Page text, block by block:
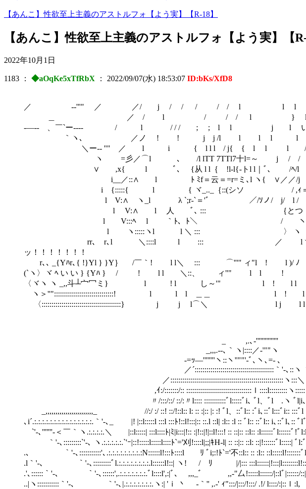
【あんこ】性欲至上主義のアストルフォ【よう実】【R-18】
【あんこ】性欲至上主義のアストルフォ【よう実】【
2022年10月1日
1183 ： ◆aOqKe5xTfRbX ： 2022/09/07(水) 18:53:07 ID:bKs/XfD8
／ -‐'''" ／ ／/ j / / / / / l l l ヽ
＿ ／ / l / / / l } l ﾞ､
-―‐- 、￣`ー---‐ / l / / / ; ; l l j
｀ヽ､ ／ノ ! ! j j /l l l l l j
＼ー-‐ ''" ／ l i { l l l / j{ { l l l
ヽ =彡／⌒l ､ /l lTT 7TTl7十l=～ j / /
∨ ,x{ l ﾞ､ {从 l l｛ !l-l{‐トl l｜ﾞ､ /ﾍ/l
i__／::∧ l ﾄ ﾐf＝云＝=r=ミ､l ヽ{ ∨
i {:::::{ l { ヾ_.._｛::(シソ / ,ｨ＝
l V:∧ ヽ_l λ `;r-`＝'ﾞ ／/ｿノ/ j/ l / ! j / l j アニ
l V:∧ l 人 ﾞ､ ::: ｛と
l V:::ﾍ l ｀ﾄ、ﾄ＼ / ヽ ､ j / ﾉ 映画行くっ
l ヽ:::::ヽl l ＼ ::: 〉
rr､ r､l ＼::::l l ::: ／ lヽ ﾊj 猛アピー
ッ！！！！！！！
r､､ _{Yﾊr､{ !}Yl } }Y｝ /￣｀! l l＼
(`ヽ〉ヾ ﾍ い い } {Yﾊ } / ! l l
〈ヾヽ ヽ _,,斗┴宀冖ミ} l ! l し～'" l ! l l
ヽ＞''"::::::::::::::::::::::::::::::! l l l ＿＿ l ! l
〈::::::::::::::::::::::::::::::::::::::::} j j l⌒＼ l j l l
_ ,.､-'''''''''''''''
_,,,.--､｀ヽ|::::／‐'""ヽ
-=ｯ―''''''''ヽ::ヽ''""'-ﾞ､ヽ､=- ､
／´::::::::::::::::::::::::::::::::::::::::｀'-､::ヽ ヽ
／:::::::::::::::::::::::::::::::::::::::::::::::::::::::::ヽ:::＼
,ｲ:/:::::::/:: :::::::::::::::::::::::::::::::::ｌ::::l:::::::::ヽ:::::
〃/:::/::/ ::/:〃l:::: :::::::::::ﾞl:::::ﾞi､ ﾞl、ﾞl .ヽ ﾞl|i､
_,,,,,,,,,,,,,,,,,,,,,,,,_ //:/ :/ ::! ::/!::l:: l: :: :|:: |: :! ﾞl、::ﾞl:: :ﾞi､::ﾞl:::ﾞi:: :::ﾞl
､i´.:.:.:.:.:.:.:.:.:.:.:.:.:.:.:.｀'-､_ |! |::l:::::l :::l :::ﾄ!::l!:::|:: ::.l ::l| :l:: :l :: ﾞl:: ::ﾞl:: i､::ﾞl､:: ﾞlﾞ
`'-､'''''''‐＜￣｀ヽ.:.:.:.:.＼ |::l:::::| :::l::::ﾄ|ﾐ|i:::|!:: :|!::|!|::l!:::! :: ::|:: ::l:: :l::::::ﾞl::::::ﾞ!ﾞl:l
｀'-､:::::::::`'-､ ヽ.:.:.:.:.:.`'ｰ|::!:::::l:::::l::::ﾄ`='刈!::::l|;;|ｷH‐l| :: ::|:: ::l: ::|!::::::ﾞl:::::| ﾞl:ﾞl
.､ ｀'-､:::::::::::'､.:.:.:.:.:.:.:.:.:N::::::l!:::ﾄ::::l ﾘ ﾞi;:!ﾄ`='不::l:: :: :l:: ::l:::::l!:::::::ﾞ
.l｀'-､ ｀'-､:::::::::ﾞl.:.:.:.:.:.:.:.:.l::::::l!::| ヽ! / ﾘ |/|:::
.'､::::::｀'-､ ｀'-､::::::',.:.:.:.:.:.:.:.ﾞl::::l',:|ﾞ､ ,,,_ﾞ ,,-"厶!:::::l::::::/
..|ヽ:::::::::::｀'-､ ｀'-､|.:.:.:.:.:.:.:.ヽ:| 'ｉ 丶 ‐｀'' ,.-' ｨ":::/|:::/